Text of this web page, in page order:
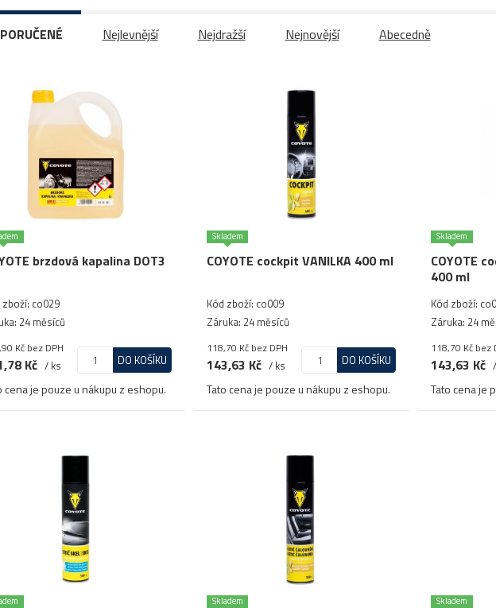
Nejlevnější Nejdražší Nejnovější Abecedně
brzdová kapalina DOT3
zboží: co029
24 měsíců
Kč bez DPH
Kč / ks DO KOŠÍKU
cena je pouze u nákupu z eshopu.
Skladem
COYOTE cockpit VANILKA 400 ml
Kód zboží: co009
Záruka: 24 měsíců
118,70 Kč bez DPH
143,63 Kč / ks DO KOŠÍKU
Tato cena je pouze u nákupu z eshopu.
Skladem
COYOTE
400 ml
Kód zboží:
Záruka: 24
118,70 Kč bez
143,63 Kč
Tato cena je
Skladem Skladem